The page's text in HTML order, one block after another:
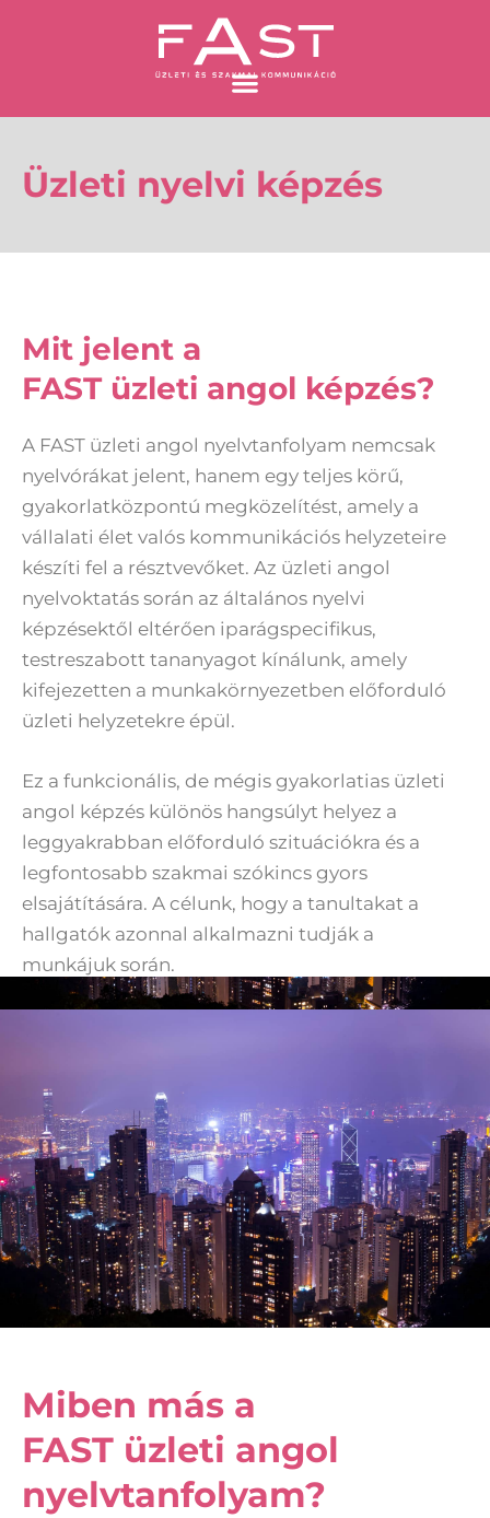
Üzleti nyelvi képzés
Mit jelent a
FAST üzleti angol képzés?
A FAST üzleti angol nyelvtanfolyam nemcsak
nyelvórákat jelent, hanem egy teljes körű,
gyakorlatközpontú megközelítést, amely a
vállalati élet valós kommunikációs helyzeteire
készíti fel a résztvevőket. Az üzleti angol
nyelvoktatás során az általános nyelvi
képzésektől eltérően iparágspecifikus,
testreszabott tananyagot kínálunk, amely
kifejezetten a munkakörnyezetben előforduló
üzleti helyzetekre épül.
Ez a funkcionális, de mégis gyakorlatias üzleti
angol képzés különös hangsúlyt helyez a
leggyakrabban előforduló szituációkra és a
legfontosabb szakmai szókincs gyors
elsajátítására. A célunk, hogy a tanultakat a
hallgatók azonnal alkalmazni tudják a
munkájuk során.
Miben más a
FAST üzleti angol
nyelvtanfolyam?